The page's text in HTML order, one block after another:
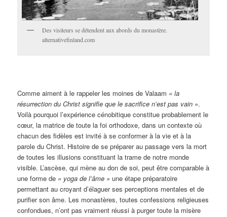
Des visiteurs se détendent aux abords du monastère.
alternativefinland.com
Comme aiment à le rappeler les moines de Valaam « la
résurrection du Christ signifie que le sacrifice n’est pas vain ».
Voilà pourquoi l’expérience cénobitique constitue probablement le
cœur, la matrice de toute la foi orthodoxe, dans un contexte où
chacun des fidèles est invité à se conformer à la vie et à la
parole du Christ. Histoire de se préparer au passage vers la mort
de toutes les illusions constituant la trame de notre monde
visible. L’ascèse, qui mène au don de soi, peut être comparable à
une forme de « yoga de l’âme » une étape préparatoire
permettant au croyant d’élaguer ses perceptions mentales et de
purifier son âme. Les monastères, toutes confessions religieuses
confondues, n’ont pas vraiment réussi à purger toute la misère